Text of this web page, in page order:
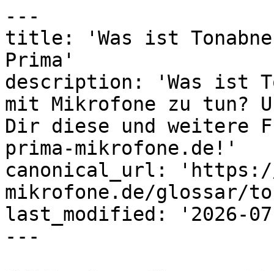
---
title: 'Was ist
Prima'
description: 'Was ist
mit Mikrofone zu tun?
Dir diese und weitere
prima-mikrofone.de!'
canonical_url: 'https://
mikrofone.de/glossar/
last_modified: '2026-
---